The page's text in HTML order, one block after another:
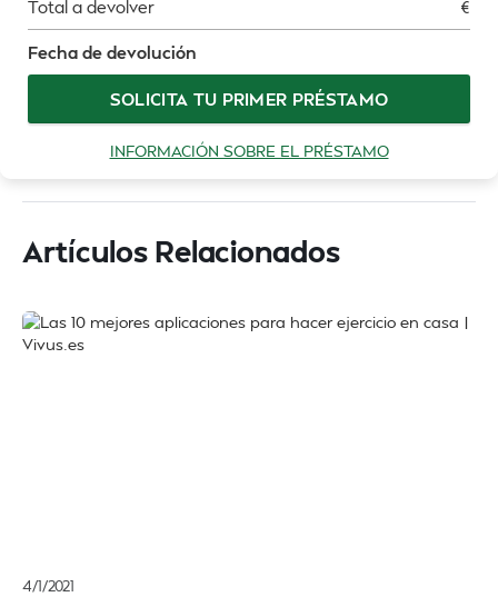
Total a devolver €
Fecha de devolución
SOLICITA TU PRIMER PRÉSTAMO
INFORMACIÓN SOBRE EL PRÉSTAMO
Artículos Relacionados
4/1/2021